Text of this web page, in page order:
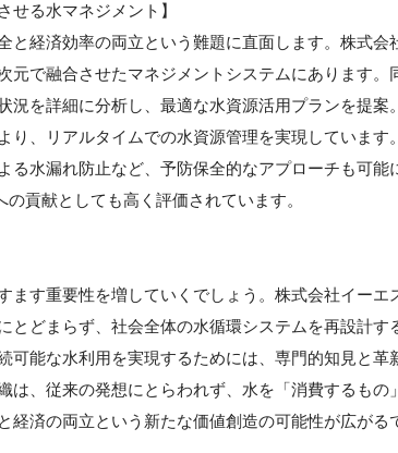
せる水マネジメント】
と経済効率の両立という難題に直面します。株式
元で融合させたマネジメントシステムにあります。
況を詳細に分析し、最適な水資源活用プランを提案
り、リアルタイムでの水資源管理を実現しています
る水漏れ防止など、予防保全的なアプローチも可能
貢献としても高く評価されています。
ます重要性を増していくでしょう。株式会社イーエ
とどまらず、社会全体の水循環システムを再設計す
可能な水利用を実現するためには、専門的知見と革
は、従来の発想にとらわれず、水を「消費するもの
経済の両立という新たな価値創造の可能性が広がる